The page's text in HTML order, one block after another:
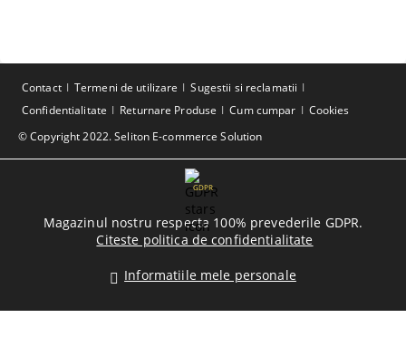
© Copyright 2022. Seliton E-commerce Solution
Contact Termeni de utilizare
Sugestii si reclamatii
Confidentialitate
Returnare Produse Cum cumpar Cookies
GDPR
Magazinul nostru respecta 100% prevederile GDPR.
Citeste politica de confidentialitate
Informatiile mele personale